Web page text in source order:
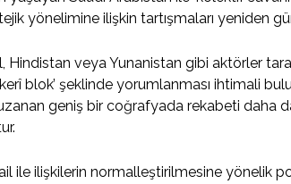
yönelimine ilişkin tartışmaları yeniden
Hindistan veya Yunanistan gibi aktörler
blok’ şeklinde yorumlanması ihtimali
geniş bir coğrafyada rekabeti daha
ile ilişkilerin normalleştirilmesine yönelik